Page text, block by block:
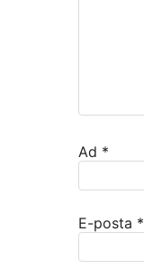
Ad *
E-posta *